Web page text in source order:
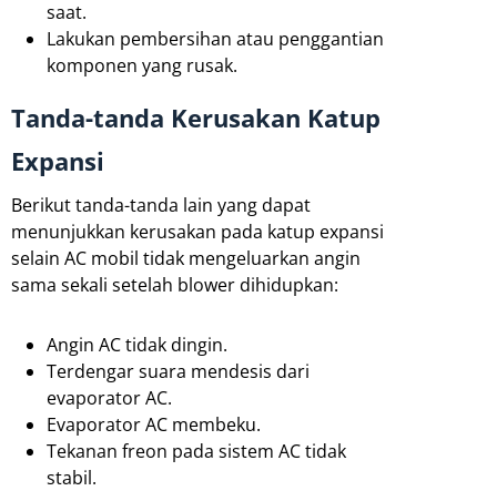
saat.
Lakukan pembersihan atau penggantian
komponen yang rusak.
Tanda-tanda Kerusakan Katup
Expansi
Berikut tanda-tanda lain yang dapat
menunjukkan kerusakan pada katup expansi
selain AC mobil tidak mengeluarkan angin
sama sekali setelah blower dihidupkan:
Angin AC tidak dingin.
Terdengar suara mendesis dari
evaporator AC.
Evaporator AC membeku.
Tekanan freon pada sistem AC tidak
stabil.